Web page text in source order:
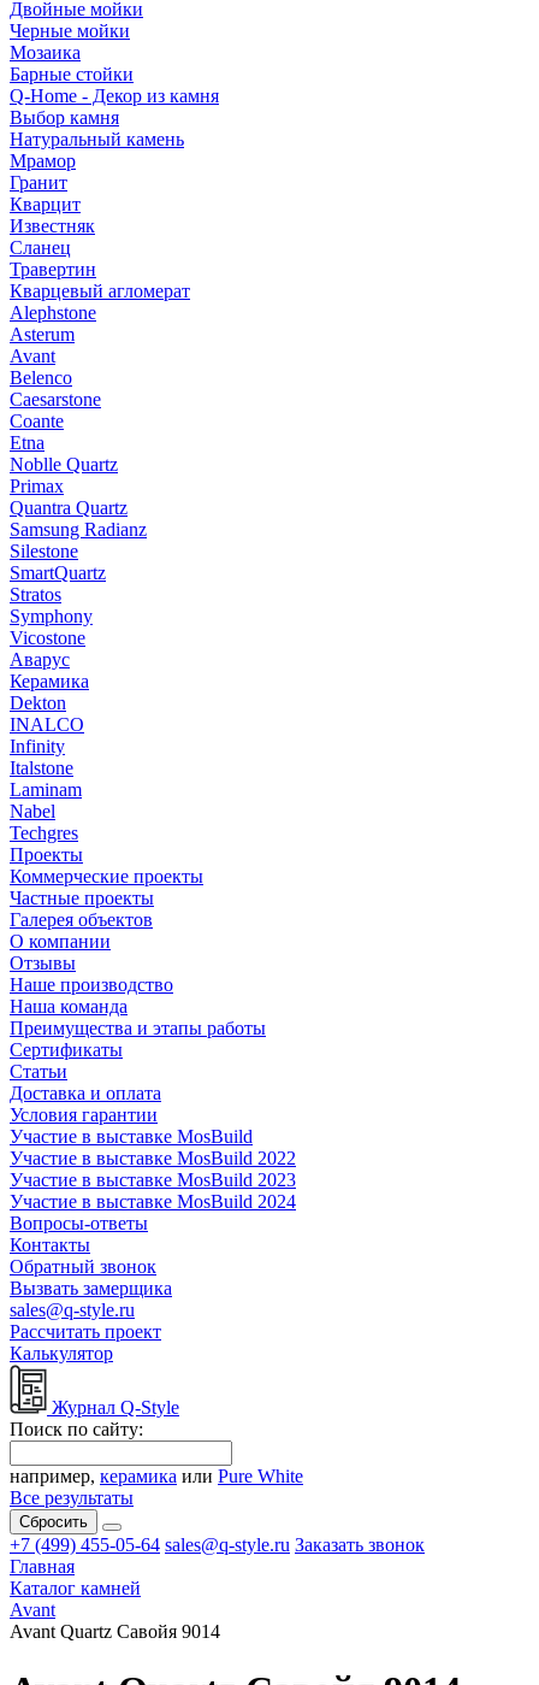
Двойные мойки
Черные мойки
Мозаика
Барные стойки
Q-Home - Декор из камня
Выбор камня
Натуральный камень
Мрамор
Гранит
Кварцит
Известняк
Сланец
Травертин
Кварцевый агломерат
Alephstone
Asterum
Avant
Belenco
Caesarstone
Coante
Etna
Noblle Quartz
Primax
Quantra Quartz
Samsung Radianz
Silestone
SmartQuartz
Stratos
Symphony
Vicostone
Аварус
Керамика
Dekton
INALCO
Infinity
Italstone
Laminam
Nabel
Techgres
Проекты
Коммерческие проекты
Частные проекты
Галерея объектов
О компании
Отзывы
Наше производство
Наша команда
Преимущества и этапы работы
Сертификаты
Статьи
Доставка и оплата
Условия гарантии
Участие в выставке MosBuild
Участие в выставке MosBuild 2022
Участие в выставке MosBuild 2023
Участие в выставке MosBuild 2024
Вопросы-ответы
Контакты
Обратный звонок
Вызвать замерщика
sales@q-style.ru
Рассчитать проект
Калькулятор
Журнал Q-Style
Поиск по сайту:
например, керамика или Pure White
Все результаты
Сбросить
+7 (499) 455-05-64 sales@q-style.ru Заказать звонок
Главная
Каталог камней
Avant
Avant Quartz Савойя 9014